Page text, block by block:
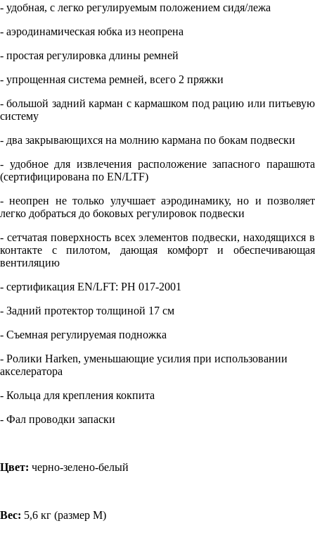
- удобная, с легко регулируемым положением сидя/лежа
- аэродинамическая юбка из неопрена
- простая регулировка длины ремней
- упрощенная система ремней, всего 2 пряжки
- большой задний карман с кармашком под рацию или питьевую
систему
- два закрывающихся на молнию кармана по бокам подвески
- удобное для извлечения расположение запасного парашюта
(сертифицирована по EN/LTF)
- неопрен не только улучшает аэродинамику, но и позволяет
легко добраться до боковых регулировок подвески
- сетчатая поверхность всех элементов подвески, находящихся в
контакте с пилотом, дающая комфорт и обеспечивающая
вентиляцию
- сертификация EN/LFT: PH 017-2001
- Задний протектор толщиной 17 см
- Съемная регулируемая подножка
- Ролики Harken, уменьшающие усилия при использовании
акселератора
- Кольца для крепления кокпита
- Фал проводки запаски
Цвет: черно-зелено-белый
Вес: 5,6 кг (размер М)